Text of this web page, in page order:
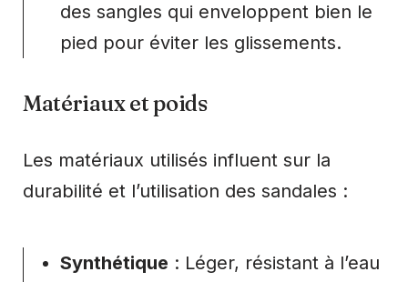
des sangles qui enveloppent bien le
pied pour éviter les glissements.
Matériaux et poids
Les matériaux utilisés influent sur la
durabilité et l’utilisation des sandales :
Synthétique : Léger, résistant à l’eau